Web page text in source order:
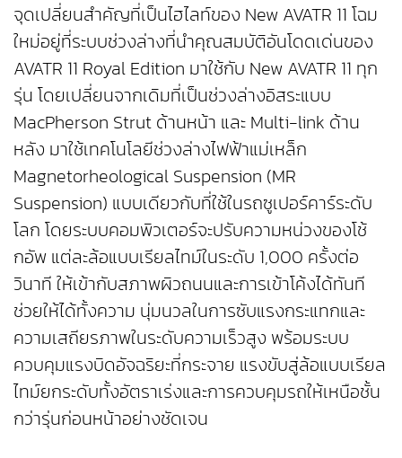
จุดเปลี่ยนสำคัญที่เป็นไฮไลท์ของ New AVATR 11 โฉม
ใหม่อยู่ที่ระบบช่วงล่างที่นำคุณสมบัติอันโดดเด่นของ
AVATR 11 Royal Edition มาใช้กับ New AVATR 11 ทุก
รุ่น โดยเปลี่ยนจากเดิมที่เป็นช่วงล่างอิสระแบบ
MacPherson Strut ด้านหน้า และ Multi-link ด้าน
หลัง มาใช้เทคโนโลยีช่วงล่างไฟฟ้าแม่เหล็ก
Magnetorheological Suspension (MR
Suspension) แบบเดียวกับที่ใช้ในรถซูเปอร์คาร์ระดับ
โลก โดยระบบคอมพิวเตอร์จะปรับความหน่วงของโช้
กอัพ แต่ละล้อแบบเรียลไทม์ในระดับ 1,000 ครั้งต่อ
วินาที ให้เข้ากับสภาพผิวถนนและการเข้าโค้งได้ทันที
ช่วยให้ได้ทั้งความ นุ่มนวลในการซับแรงกระแทกและ
ความเสถียรภาพในระดับความเร็วสูง พร้อมระบบ
ควบคุมแรงบิดอัจฉริยะที่กระจาย แรงขับสู่ล้อแบบเรียล
ไทม์ยกระดับทั้งอัตราเร่งและการควบคุมรถให้เหนือชั้น
กว่ารุ่นก่อนหน้าอย่างชัดเจน